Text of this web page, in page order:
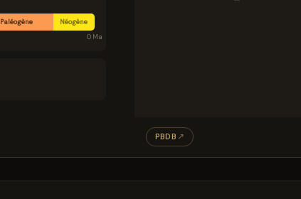
Paléogène
Néogène
0 Ma
PBDB ↗